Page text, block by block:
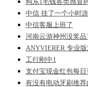
狗东1毛钱各类感冒
中信 挂了一个小时
中信客服上班了
河南云游神州没奖
ANYVIERER 专业
工行刚中1
支付宝现金红包每日
有没有电动牙刷推